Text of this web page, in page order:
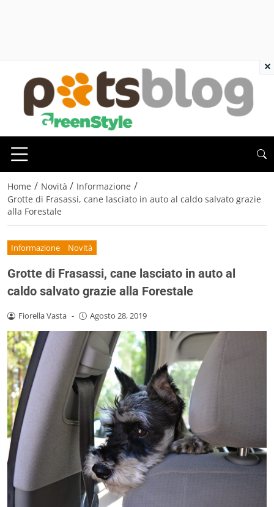
Home / Novità / Informazione /
Grotte di Frasassi, cane lasciato in auto al caldo salvato grazie
alla Forestale
Informazione Novità
Grotte di Frasassi, cane lasciato in auto al
caldo salvato grazie alla Forestale
Fiorella Vasta - Agosto 28, 2019
×